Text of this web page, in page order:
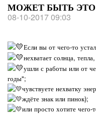
МОЖЕТ БЫТЬ ЭТО
08-10-2017 09:03
Если вы от чего-то
нехватает солнца,
ушли с работы или от
годы";
чувствуете нехватку
ждёте знак или пинок);
или просто хотите чего-